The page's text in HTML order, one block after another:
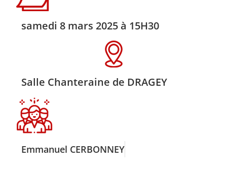
samedi 8 mars 2025 à 15H30
Salle Chanteraine de DRAGEY
Emmanuel CERBONNEY